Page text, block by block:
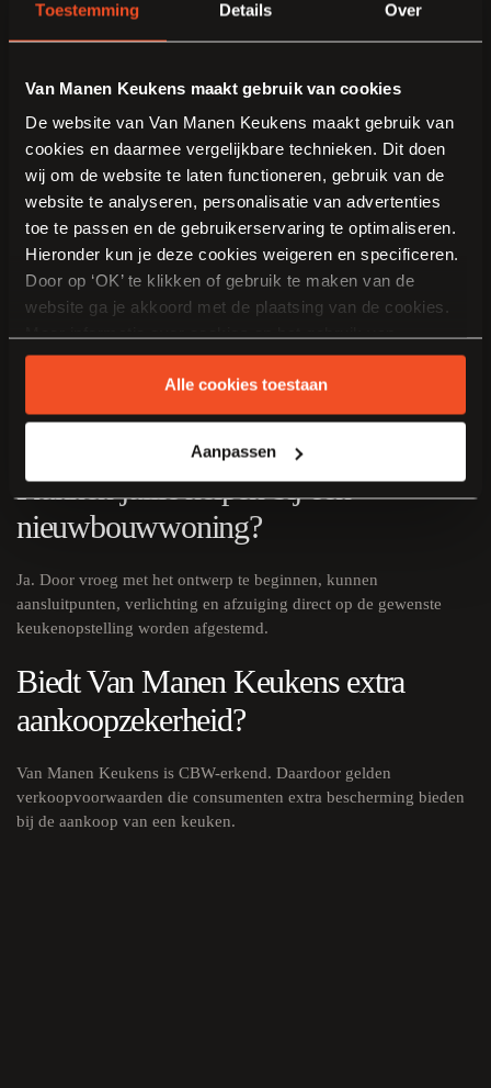
Toestemming Details Over
Van Manen Keukens maakt gebruik van cookies
De website van Van Manen Keukens maakt gebruik van
cookies en daarmee vergelijkbare technieken. Dit doen
wij om de website te laten functioneren, gebruik van de
website te analyseren, personalisatie van advertenties
toe te passen en de gebruikerservaring te optimaliseren.
Hieronder kun je deze cookies weigeren en specificeren.
Door op ‘OK’ te klikken of gebruik te maken van de
website ga je akkoord met de plaatsing van de cookies.
Meer informatie over cookies en het gebruik van
persoonsgegevens door Van Manen Keukens vind je
Alle cookies toestaan
Aanpassen
Plan een gratis adviesgesprek voor uw nieuwe keuken.
Veelgestelde vragen
Leveren en monteren jullie keukens in
Mijdrecht?
Ja. Van Manen Keukens begeleidt het traject van persoonlijk
ontwerp en inmeten tot levering, montage en nazorg bij u thuis.
Wat kost een nieuwe keuken?
De prijs hangt af van de afmetingen, indeling, materialen en
apparatuur. Tijdens het adviesgesprek bespreken we uw budget en
Kunnen jullie helpen bij een
nieuwbouwwoning?
Ja. Door vroeg met het ontwerp te beginnen, kunnen
aansluitpunten, verlichting en afzuiging direct op de gewenste
keukenopstelling worden afgestemd.
Biedt Van Manen Keukens extra
aankoopzekerheid?
Van Manen Keukens is CBW-erkend. Daardoor gelden
verkoopvoorwaarden die consumenten extra bescherming bieden
bij de aankoop van een keuken.